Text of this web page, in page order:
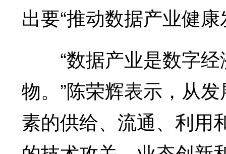
出要“推动数据产业健康
“数据产业是数字经
物。”陈荣辉表示，从
素的供给、流通、利用